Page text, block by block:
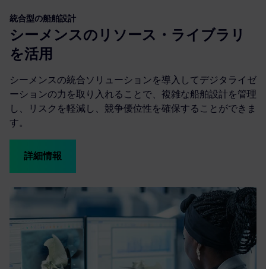
統合型の船舶設計
シーメンスのリソース・ライブラリ
を活用
シーメンスの統合ソリューションを導入してデジタライゼ
ーションの力を取り入れることで、複雑な船舶設計を管理
し、リスクを軽減し、競争優位性を確保することができま
す。
詳細情報